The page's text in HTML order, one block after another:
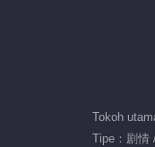
Tokoh
Tipe：剧情